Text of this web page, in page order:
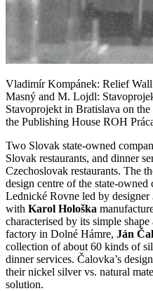
Vladimír Kompánek: Relief
Masný and M. Lojdl:
Stavoprojekt in Bratislava on
the Publishing House ROH
Two Slovak state-owned
Slovak restaurants, and dinner
Czechoslovak restaurants. The
design centre of the state-owned
Lednické Rovne led by designer
with Karol Hološka
characterised by its simple
factory in Dolné Hámre, Ján
collection of about 60 kinds of
dinner services. Čalovka’s
their nickel silver vs. natural
solution.